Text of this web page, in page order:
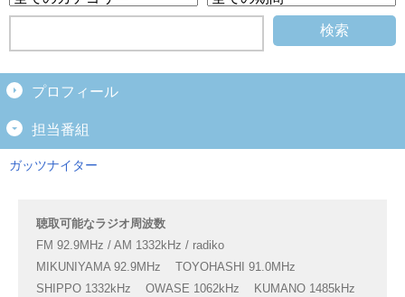
プロフィール
担当番組
ガッツナイター
聴取可能なラジオ周波数
FM 92.9MHz / AM 1332kHz / radiko
MIKUNIYAMA 92.9MHz
TOYOHASHI 91.0MHz
SHIPPO 1332kHz
OWASE 1062kHz
KUMANO 1485kHz